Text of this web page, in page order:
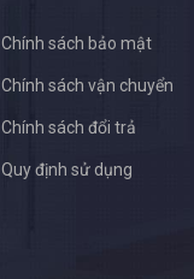
Chính sách bảo mật
Chính sách vận chuyển
Chính sách đổi trả
Quy định sử dụng